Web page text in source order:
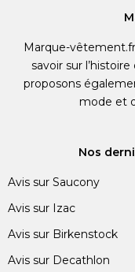
Marque-
savoir sur
proposons
mode et
Nos
Avis sur Saucony
Avis sur Izac
Avis sur Birkenstock
Avis sur Decathlon